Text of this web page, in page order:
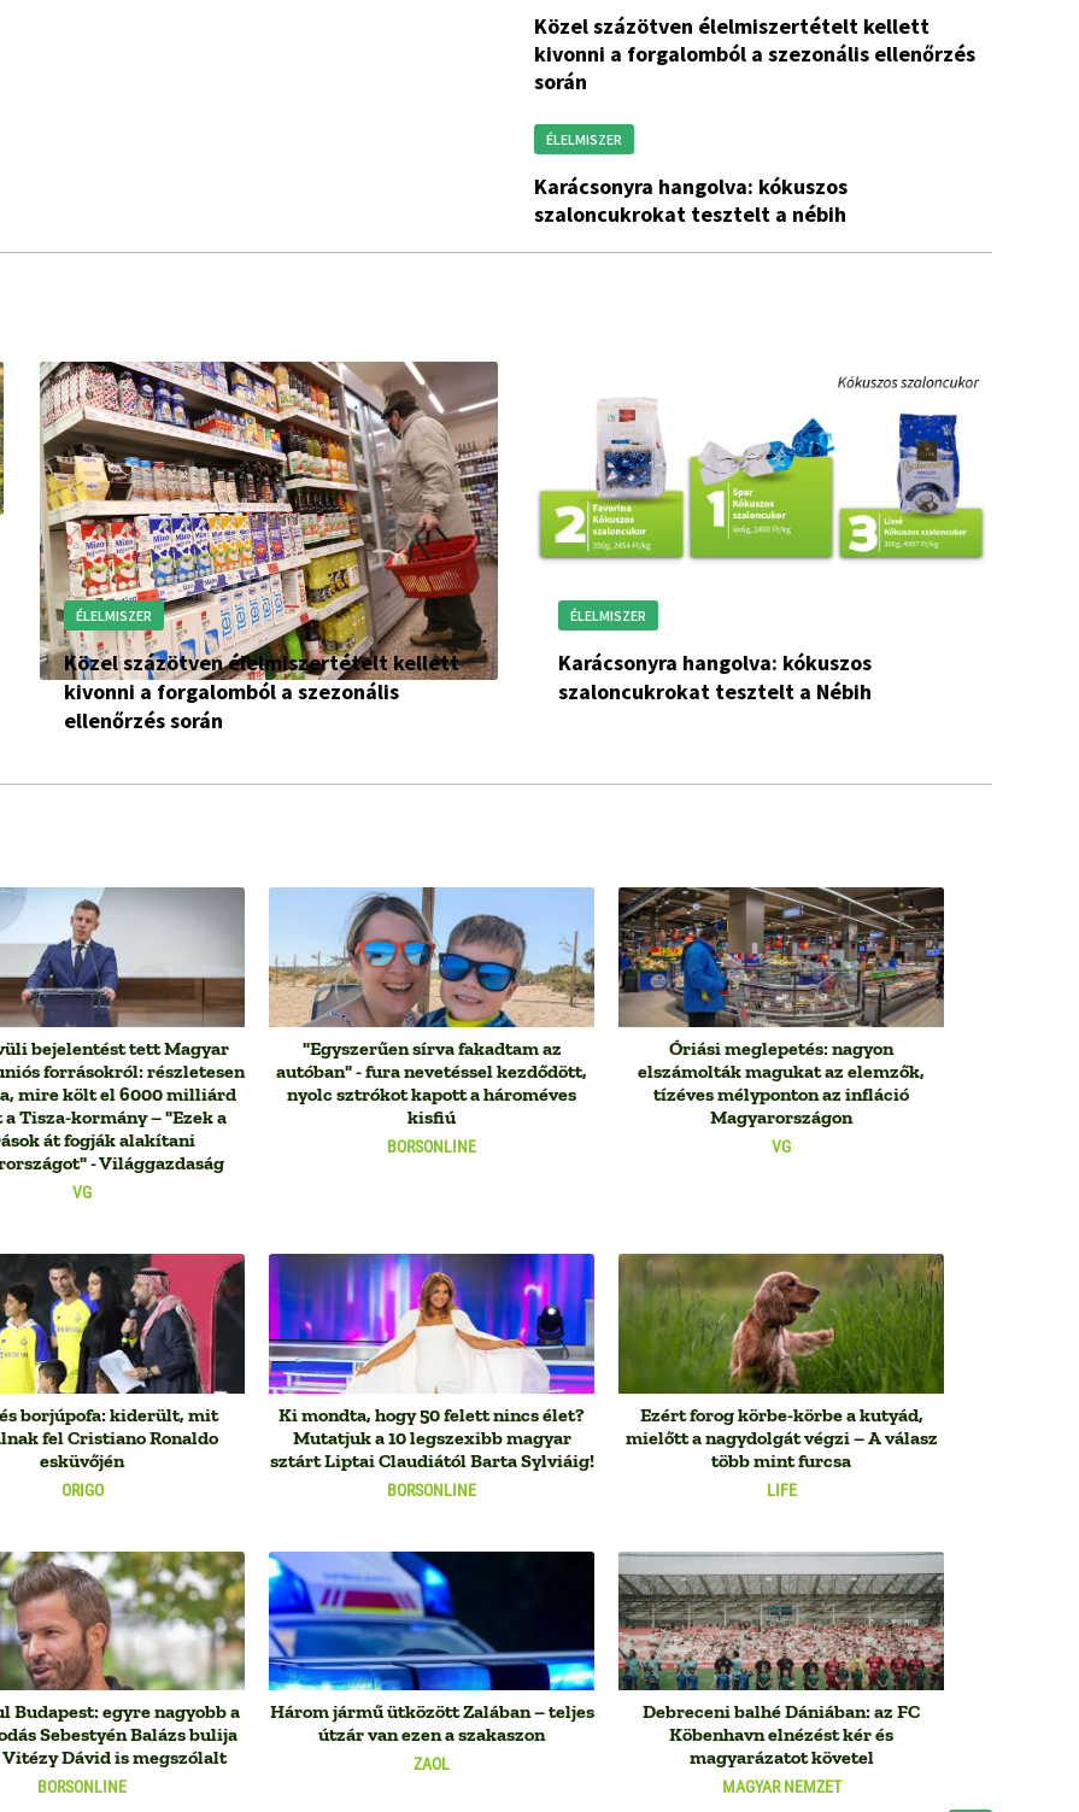
közel százötven élelmiszertételt kellett
kivonni a forgalomból a szezonális ellenőrzés
során
ÉLELMISZER
karácsonyra hangolva: kókuszos
szaloncukrokat tesztelt a nébih
ÉLELMISZER
Közel százötven élelmiszertételt kellett
kivonni a forgalomból a szezonális
ellenőrzés során
ÉLELMISZER
Karácsonyra hangolva: kókuszos
szaloncukrokat tesztelt a Nébih
VG
bejelentést tett Magyar
forrásokról: részletesen
mire költ el 6000 milliárd
Tisza-kormány – "Ezek a
át fogják alakítani
- Világgazdaság
BORSONLINE
"Egyszerűen sírva fakadtam az
autóban" - fura nevetéssel kezdődött,
nyolc sztrókot kapott a hároméves
kisfiú
VG
Óriási meglepetés: nagyon
elszámolták magukat az elemzők,
tízéves mélyponton az infláció
Magyarországon
ORIGO
borjúpofa: kiderült, mit
fel Cristiano Ronaldo
esküvőjén
BORSONLINE
Ki mondta, hogy 50 felett nincs élet?
Mutatjuk a 10 legszexibb magyar
sztárt Liptai Claudiától Barta Sylviáig!
LIFE
Ezért forog körbe-körbe a kutyád,
mielőtt a nagydolgát végzi – A válasz
több mint furcsa
BORSONLINE
Budapest: egyre nagyobb a
Sebestyén Balázs bulija
Dávid is megszólalt
ZAOL
Három jármű ütközött Zalában – teljes
útzár van ezen a szakaszon
MAGYAR NEMZET
Debreceni balhé Dániában: az FC
Köbenhavn elnézést kér és
magyarázatot követel